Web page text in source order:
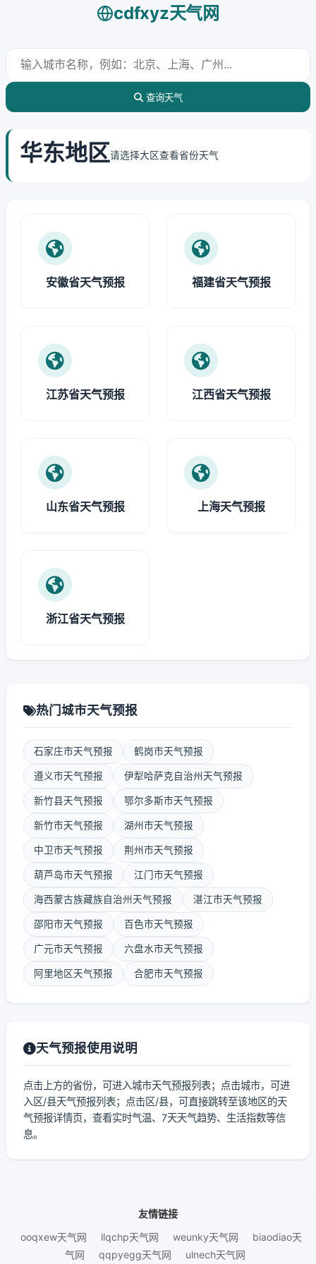
cdfxyz天气网
查询天气
华东地区请选择大区查看省份天气
安徽省天气预报 福建省天气预报
江苏省天气预报 江西省天气预报
山东省天气预报 上海天气预报
浙江省天气预报
热门城市天气预报
石家庄市天气预报 鹤岗市天气预报
遵义市天气预报 伊犁哈萨克自治州天气预报
新竹县天气预报 鄂尔多斯市天气预报
新竹市天气预报 湖州市天气预报
中卫市天气预报 荆州市天气预报
葫芦岛市天气预报 江门市天气预报
海西蒙古族藏族自治州天气预报 湛江市天气预报
邵阳市天气预报 百色市天气预报
广元市天气预报 六盘水市天气预报
阿里地区天气预报 合肥市天气预报
天气预报使用说明
点击上方的省份，可进入城市天气预报列表；点击城市，可进
入区/县天气预报列表；点击区/县，可直接跳转至该地区的天
气预报详情页，查看实时气温、7天天气趋势、生活指数等信
息。
友情链接
ooqxew天气网
llqchp天气网 weunky天气网
biaodiao天
气网
qqpyegg天气网 ulnech天气网